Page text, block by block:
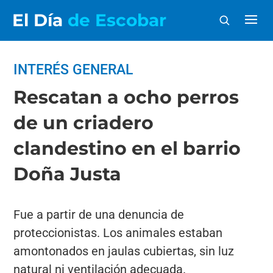
El Día de Escobar
INTERÉS GENERAL
Rescatan a ocho perros
de un criadero
clandestino en el barrio
Doña Justa
Fue a partir de una denuncia de
proteccionistas. Los animales estaban
amontonados en jaulas cubiertas, sin luz
natural ni ventilación adecuada.